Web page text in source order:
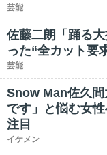
芸能
佐藤二朗「踊る
った“全カット要
芸能
Snow Man佐久
です」と悩む女
注目
イケメン